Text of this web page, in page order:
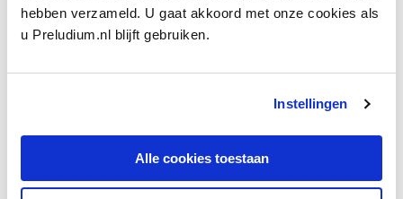
hebben verzameld. U gaat akkoord met onze cookies als
u Preludium.nl blijft gebruiken.
Instellingen
Alle cookies toestaan